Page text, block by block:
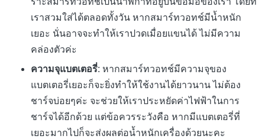
เราสวมใส่ได้ตลอดทั้งวัน หากสมาร์ทวอทช์มีน้ำหนัก
เยอะ นั่นอาจจะทำให้เราปวดเมื่อยแขนได้ ไม่มีความ
คล่องตัวค่ะ
ความจุแบตเตอรี่: หากสมาร์ทวอทช์มีความจุของ
แบตเตอรี่เยอะก็จะยิ่งทำให้ใช้งานได้ยาวนาน ไม่ต้อง
ชาร์จบ่อยๆค่ะ จะช่วยให้เราประหยัดค่าไฟฟ้าในการ
ชาร์จได้อีกด้วย แต่ข้อควรระวังคือ หากมีแบตเตอรี่ที่
เยอะมากไปก็จะส่งผลต่อน้ำหนักเครื่องด้วยนะคะ